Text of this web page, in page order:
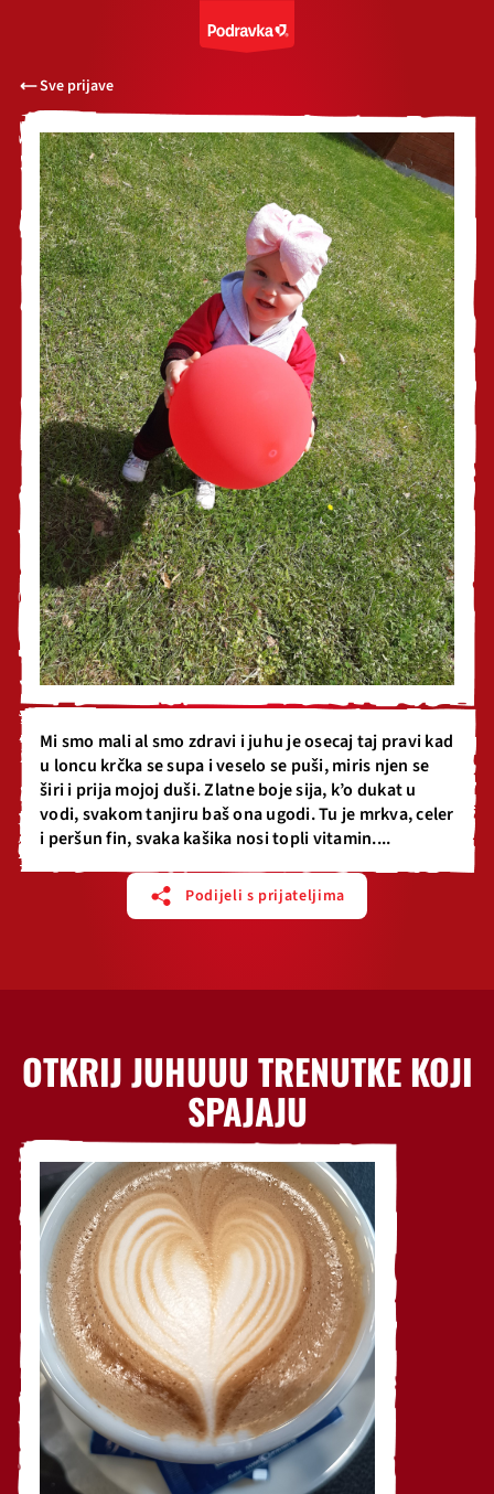
Sve prijave
Mi smo mali al smo zdravi i juhu je osecaj taj pravi kad
u loncu krčka se supa i veselo se puši, miris njen se
širi i prija mojoj duši. Zlatne boje sija, k’o dukat u
vodi, svakom tanjiru baš ona ugodi. ​Tu je mrkva, celer
i peršun fin, svaka kašika nosi topli vitamin....
Podijeli s prijateljima
OTKRIJ JUHUUU TRENUTKE KOJI
SPAJAJU